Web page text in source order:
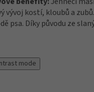
vývoj kostí, kloubů a
psa. Díky původu ze
mode